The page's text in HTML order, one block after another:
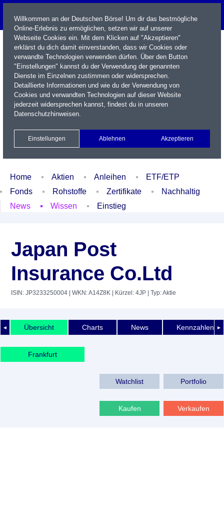
Name / WKN / ISIN / Kürzel
Xetra Realtime
Watchlist Portfolio Login
Home Aktien Anleihen
ETF/ETP
Fonds
Rohstoffe Zertifikate
Nachhaltig
News
Wissen Einstieg
Japan Post
Insurance Co.Ltd
ISIN: JP3233250004 | WKN: A14Z8K | Kürzel: 4JP | Typ: Aktie
◄ ►
Übersicht Charts News Kennzahlen
Frankfurt
Watchlist Portfolio
Kaufen Verkaufen
Willkommen an der Deutschen Börse! Um dir das bestmögliche
Online-Erlebnis zu ermöglichen, setzen wir auf unserer
Webseite Cookies ein. Mit dem Klicken auf "Akzeptieren"
erklärst du dich damit einverstanden, dass wir Cookies oder
verwandte Technologien verwenden dürfen. Über den Button
"Einstellungen" kannst du der Verwendung der genannten
Dienste im Einzelnen zustimmen oder widersprechen.
Detaillierte Informationen und wie du der Verwendung von
Cookies und verwandten Technologien auf dieser Website
jederzeit widersprechen kannst, findest du in unseren
Datenschutzhinweisen.
Einstellungen Ablehnen Akzeptieren